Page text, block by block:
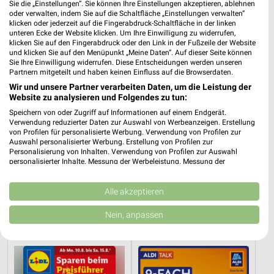
1 km
Noch heute gültig
9,6 km
Angebote ab 10.08.
Gültig ab Mo. 10.08.
Sie die „Einstellungen“. Sie können Ihre Einstellungen akzeptieren, ablehnen
oder verwalten, indem Sie auf die Schaltfläche „Einstellungen verwalten“
klicken oder jederzeit auf die Fingerabdruck-Schaltfläche in der linken
unteren Ecke der Website klicken. Um Ihre Einwilligung zu widerrufen,
klicken Sie auf den Fingerabdruck oder den Link in der Fußzeile der Website
und klicken Sie auf den Menüpunkt „Meine Daten“. Auf dieser Seite können
Sie Ihre Einwilligung widerrufen. Diese Entscheidungen werden unseren
Partnern mitgeteilt und haben keinen Einfluss auf die Browserdaten.
Wir und unsere Partner verarbeiten Daten, um die Leistung der
Website zu analysieren und Folgendes zu tun:
Speichern von oder Zugriff auf Informationen auf einem Endgerät.
Verwendung reduzierter Daten zur Auswahl von Werbeanzeigen. Erstellung
von Profilen für personalisierte Werbung. Verwendung von Profilen zur
Auswahl personalisierter Werbung. Erstellung von Profilen zur
Personalisierung von Inhalten. Verwendung von Profilen zur Auswahl
personalisierter Inhalte. Messung der Werbeleistung. Messung der
Kombinationen von Daten aus verschiedenen Quellen. Entwicklung und
Verbesserung der Angebote. Verwendung reduzierter Daten zur Auswahl
von Inhalten.
Daten können außerhalb der Europäischen Union weitergegeben und in die
Website/App.
Partnerliste anzeigen (1 IAB-Anbieter)
Alle akzeptieren
Nein, anpassen